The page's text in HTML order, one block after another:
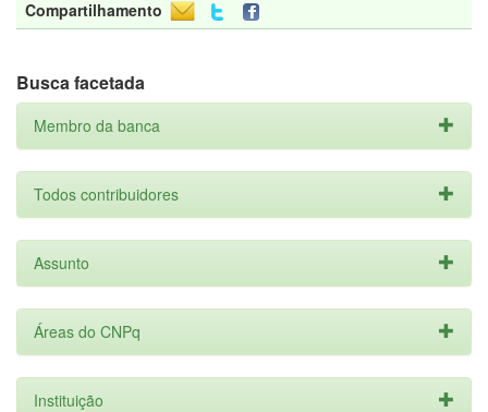
Compartilhamento
Busca facetada
Membro da banca
Todos contribuidores
Assunto
Áreas do CNPq
Instituição